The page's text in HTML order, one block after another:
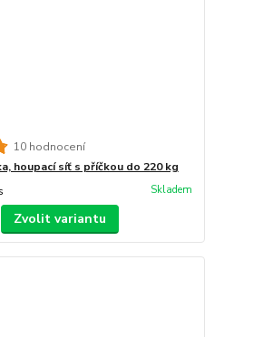
10 hodnocení
houpací síť s příčkou do 220 kg
Skladem
Zvolit variantu